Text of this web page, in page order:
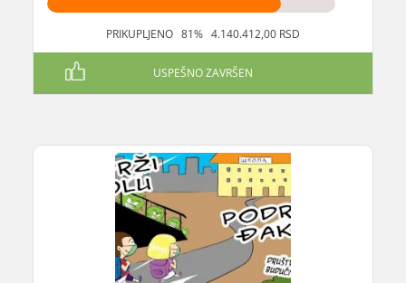
PRIKUPLJENO 81% 4.140.412,00 RSD
USPEŠNO ZAVRŠEN